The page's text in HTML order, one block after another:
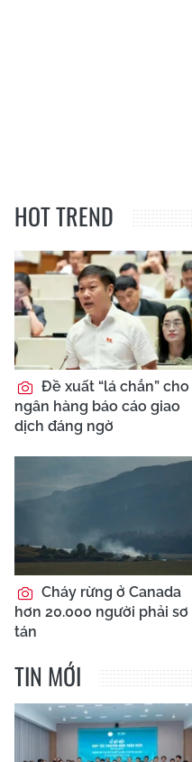
HOT TREND
Đề xuất “lá chắn” cho
ngân hàng báo cáo giao
dịch đáng ngờ
Cháy rừng ở Canada
hơn 20.000 người phải sơ
tán
TIN MỚI